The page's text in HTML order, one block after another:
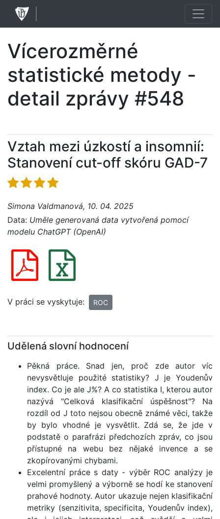
Vícerozměrné
statistické metody -
detail zprávy #548
Vztah mezi úzkostí a insomnií:
Stanovení cut-off skóru GAD-7
Simona Valdmanová, 10. 04. 2025
Data: Uměle generovaná data vytvořená pomocí
modelu ChatGPT (OpenAI)
V práci se vyskytuje: ROC
Udělená slovní hodnocení
Pěkná práce. Snad jen, proč zde autor víc
nevysvětluje použité statistiky? J je Youdenův
index. Co je ale J%? A co statistika I, kterou autor
nazývá "Celková klasifikační úspěšnost"? Na
rozdíl od J toto nejsou obecně známé věci, takže
by bylo vhodné je vysvětlit. Zdá se, že jde v
podstatě o parafrázi předchozích zpráv, co jsou
přístupné na webu bez nějaké invence a se
zkopírovanými chybami.
Excelentní práce s daty - výběr ROC analýzy je
velmi promyšlený a výborně se hodí ke stanovení
prahové hodnoty. Autor ukazuje nejen klasifikační
metriky (senzitivita, specificita, Youdenův index),